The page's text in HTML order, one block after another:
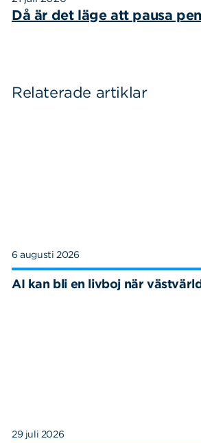
Då är det läge att pausa
Relaterade artiklar
6 augusti 2026
AI kan bli en livboj när
29 juli 2026